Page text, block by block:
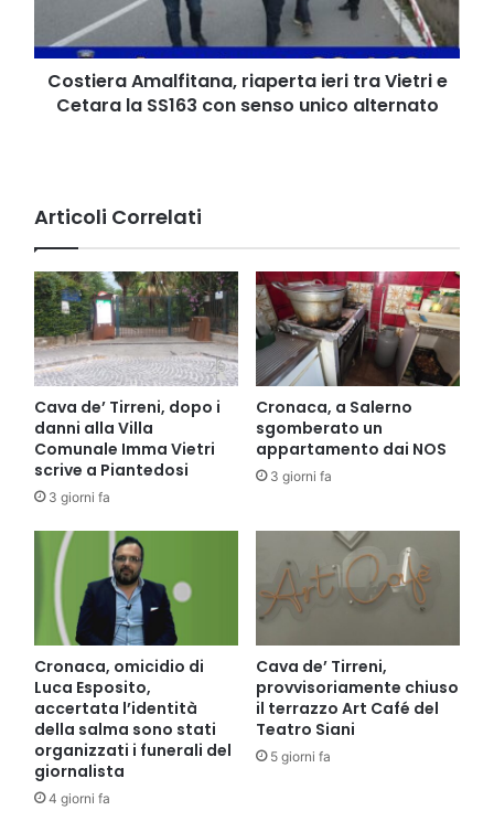
Cetara
la
SS163
con
Costiera Amalfitana, riaperta ieri tra Vietri e
Cetara la SS163 con senso unico alternato
Articoli Correlati
Cava de’ Tirreni, dopo i
danni alla Villa
Comunale Imma Vietri
scrive a Piantedosi
3 giorni fa
Cronaca, a Salerno
sgomberato un
appartamento dai NOS
3 giorni fa
Cronaca, omicidio di
Luca Esposito,
accertata l’identità
della salma sono stati
organizzati i funerali del
giornalista
4 giorni fa
Cava de’ Tirreni,
provvisoriamente chiuso
il terrazzo Art Café del
Teatro Siani
5 giorni fa